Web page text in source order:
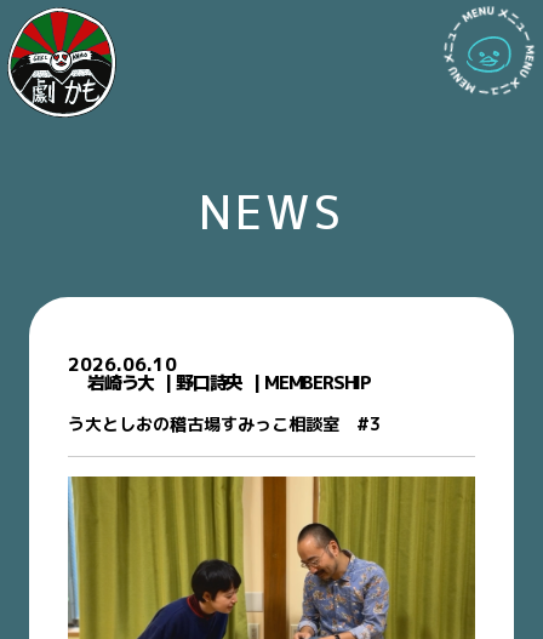
NEWS
2026.06.10
岩崎う大 野口詩央 MEMBERSHIP
う大としおの稽古場すみっこ相談室 #3